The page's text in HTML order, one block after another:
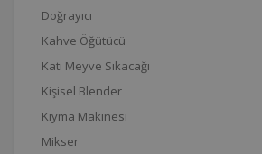
Doğrayıcı
Kahve Öğütücü
Katı Meyve Sıkacağı
Kişisel Blender
Kıyma Makinesi
Mikser